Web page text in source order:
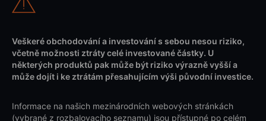
Veškeré obchodování a investování s sebou nesou riziko,
včetně možnosti ztráty celé investované částky. U
některých produktů pak může být riziko výrazně vyšší a
může dojít i ke ztrátám přesahujícím výši původní investice.
Informace na našich mezinárodních webových stránkách
(vybrané z rozbalovacího seznamu) jsou přístupné po celém